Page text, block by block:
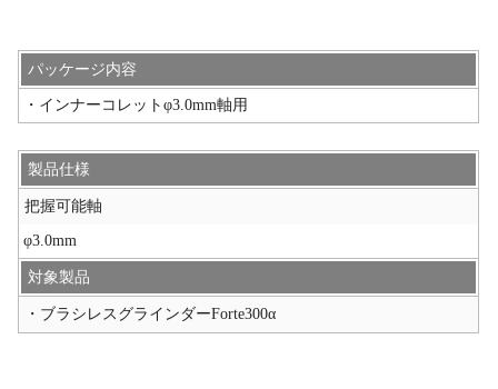
パッケージ内容
・インナーコレットφ3.0mm軸用
製品仕様
把握可能軸
φ3.0mm
対象製品
・ブラシレスグラインダーForte300α